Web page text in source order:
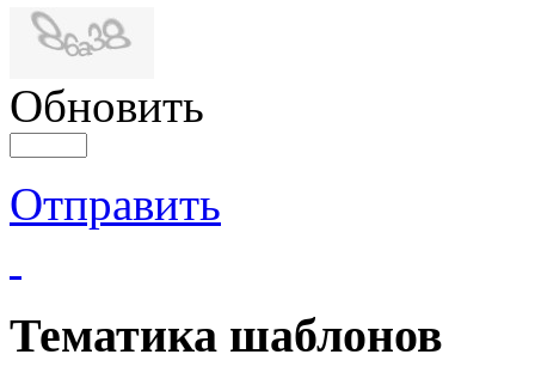
Обновить
Отправить
Тематика шаблонов